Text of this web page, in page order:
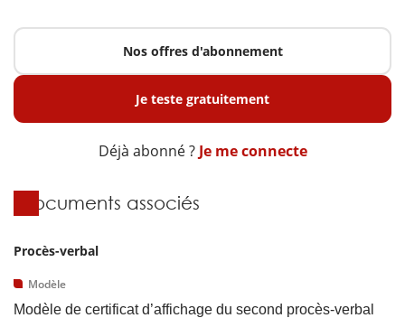
Nos offres d'abonnement
Je teste gratuitement
Déjà abonné ? Je me connecte
Documents associés
Procès-verbal
Modèle
Modèle de certificat d’affichage du second procès-verbal